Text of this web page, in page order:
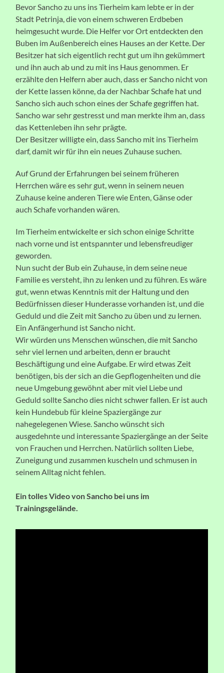
Bevor Sancho zu uns ins Tierheim kam lebte er in der
Stadt Petrinja, die von einem schweren Erdbeben
heimgesucht wurde. Die Helfer vor Ort entdeckten den
Buben im Außenbereich eines Hauses an der Kette. Der
Besitzer hat sich eigentlich recht gut um ihn gekümmert
und ihn auch ab und zu mit ins Haus genommen. Er
erzählte den Helfern aber auch, dass er Sancho nicht von
der Kette lassen könne, da der Nachbar Schafe hat und
Sancho sich auch schon eines der Schafe gegriffen hat.
Sancho war sehr gestresst und man merkte ihm an, dass
das Kettenleben ihn sehr prägte.
Der Besitzer willigte ein, dass Sancho mit ins Tierheim
darf, damit wir für ihn ein neues Zuhause suchen.
Auf Grund der Erfahrungen bei seinem früheren
Herrchen wäre es sehr gut, wenn in seinem neuen
Zuhause keine anderen Tiere wie Enten, Gänse oder
auch Schafe vorhanden wären.
Im Tierheim entwickelte er sich schon einige Schritte
nach vorne und ist entspannter und lebensfreudiger
geworden.
Nun sucht der Bub ein Zuhause, in dem seine neue
Familie es versteht, ihn zu lenken und zu führen. Es wäre
gut, wenn etwas Kenntnis mit der Haltung und den
Bedürfnissen dieser Hunderasse vorhanden ist, und die
Geduld und die Zeit mit Sancho zu üben und zu lernen.
Ein Anfängerhund ist Sancho nicht.
Wir würden uns Menschen wünschen, die mit Sancho
sehr viel lernen und arbeiten, denn er braucht
Beschäftigung und eine Aufgabe. Er wird etwas Zeit
benötigen, bis der sich an die Gepflogenheiten und die
neue Umgebung gewöhnt aber mit viel Liebe und
Geduld sollte Sancho dies nicht schwer fallen. Er ist auch
kein Hundebub für kleine Spaziergänge zur
nahegelegenen Wiese. Sancho wünscht sich
ausgedehnte und interessante Spaziergänge an der Seite
von Frauchen und Herrchen. Natürlich sollten Liebe,
Zuneigung und zusammen kuscheln und schmusen in
seinem Alltag nicht fehlen.
Ein tolles Video von Sancho bei uns im
Trainingsgelände.